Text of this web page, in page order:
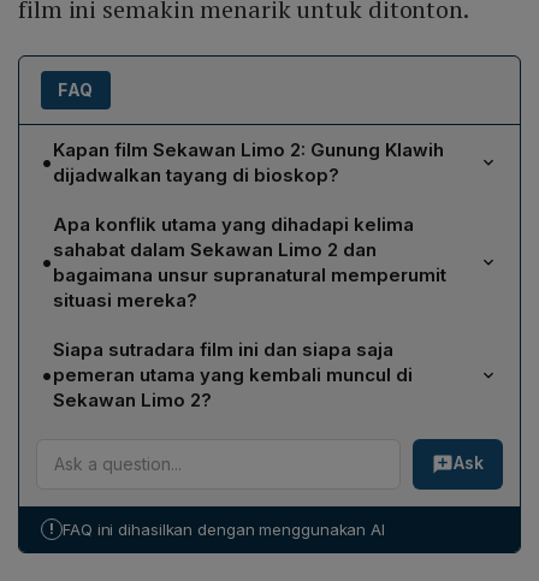
film ini semakin menarik untuk ditonton.
FAQ
•Kapan film Sekawan Limo 2: Gunung Klawih
dijadwalkan tayang di bioskop?
Film Sekawan Limo 2: Gunung Klawih dijadwalkan mulai
ditayangkan di bioskop pada tanggal 27 Mei 2026.
•
Apa konflik utama yang dihadapi kelima
sahabat dalam Sekawan Limo 2 dan
bagaimana unsur supranatural memperumit
situasi mereka?
Kelima sahabat—Bagas, Lenni, Juna, Andrew, dan
Dicky—kembali berkumpul untuk merayakan ulang
tahun anak Andrew, namun keluarga Andrew terancam
Gunung Klawih untuk menyelamatkan keluarga
tersebut. Di tengah perjalanan, Juna tiba‑tiba
menghilang dan tersesat di dunia demit, memaksa
mereka tidak hanya melawan ancaman manusia tetapi
juga teror supranatural yang lebih kuat, sehingga misi
•
Siapa sutradara film ini dan siapa saja
pemeran utama yang kembali muncul di
Sekawan Limo 2?
Film ini disutradarai kembali oleh Bayu Skak. Pemeran
utama yang kembali muncul meliputi Bayu Skak sebagai
Bagas, Nadya Arina sebagai Lenni, Benidictus Siregar
Firza Valaza sebagai Dicky.
Ask
! FAQ ini dihasilkan dengan menggunakan AI